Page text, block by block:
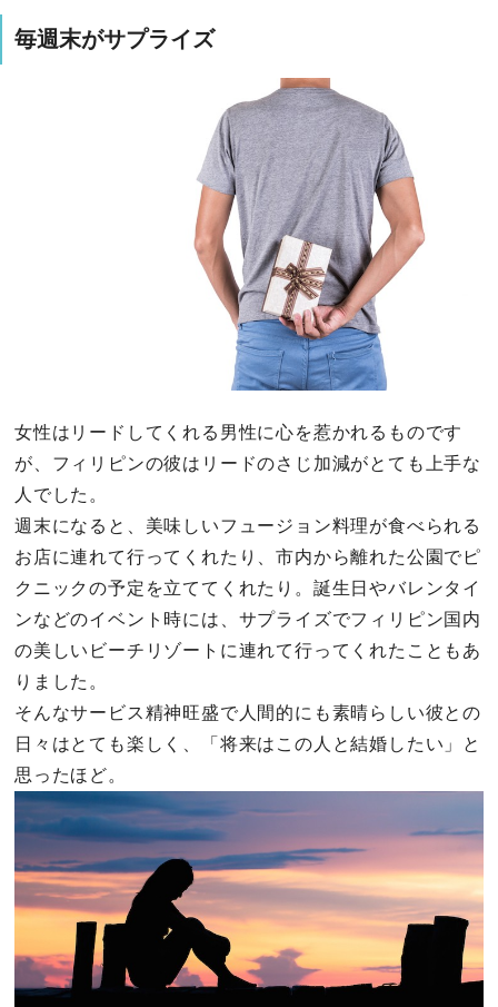
毎週末がサプライズ
女性はリードしてくれる男性に心を惹かれるものです
が、フィリピンの彼はリードのさじ加減がとても上手な
人でした。
週末になると、美味しいフュージョン料理が食べられる
お店に連れて行ってくれたり、市内から離れた公園でピ
クニックの予定を立ててくれたり。誕生日やバレンタイ
ンなどのイベント時には、サプライズでフィリピン国内
の美しいビーチリゾートに連れて行ってくれたこともあ
りました。
そんなサービス精神旺盛で人間的にも素晴らしい彼との
日々はとても楽しく、「将来はこの人と結婚したい」と
思ったほど。